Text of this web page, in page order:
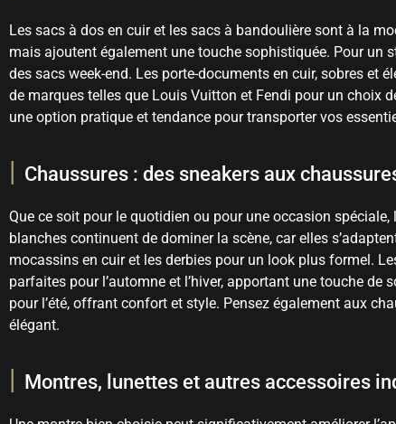
Les sacs à dos en cuir et les sacs à bandoulière sont à la
mais ajoutent également une touche sophistiquée. Pour un
des sacs week-end. Les porte-documents en cuir, sobres et
de marques telles que Louis Vuitton et Fendi pour un choix
une option pratique et tendance pour transporter vos
Chaussures : des sneakers aux
Que ce soit pour le quotidien ou pour une occasion
blanches continuent de dominer la scène, car elles
mocassins en cuir et les derbies pour un look plus formel.
parfaites pour l’automne et l’hiver, apportant une touche
pour l’été, offrant confort et style. Pensez également aux
élégant.
Montres, lunettes et autres accessoires